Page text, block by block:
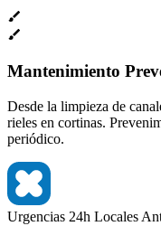
Mantenimiento
Desde la limpieza de
rieles en cortinas.
periódico.
Urgencias 24h Locales